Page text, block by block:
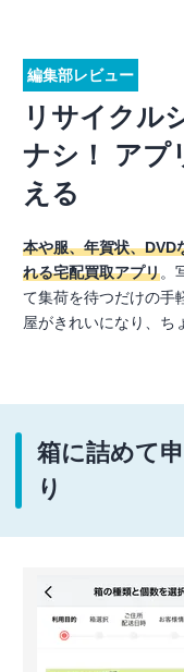
編集部レビュー
リサイクル
ナシ！ アプ
える
本や服、年賀状、DVD
れる宅配買取アプリ。
て集荷を待つだけの手
屋がきれいになり、ち
箱に詰めて
り